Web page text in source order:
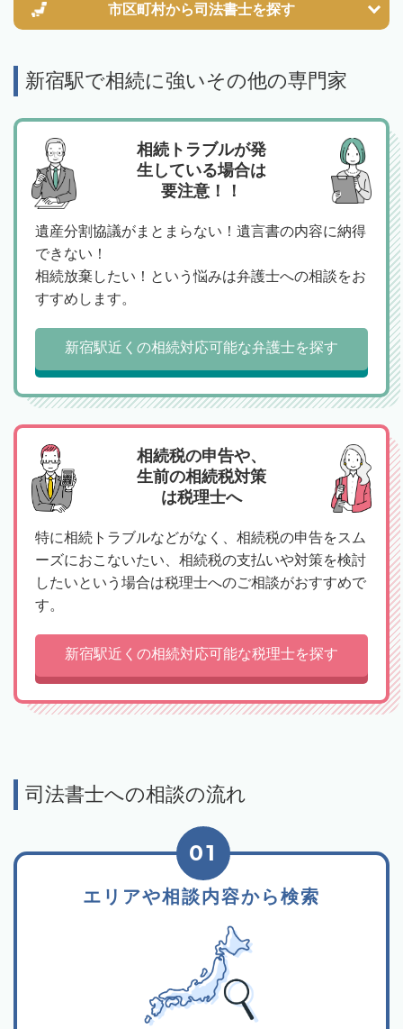
市区町村から司法書士を探す
新宿駅で相続に強いその他の専門家
相続トラブルが発
生している場合は
要注意！！
遺産分割協議がまとまらない！遺言書の内容に納得
できない！
相続放棄したい！という悩みは弁護士への相談をお
すすめします。
新宿駅近くの相続対応可能な弁護士を探す
相続税の申告や、
生前の相続税対策
は税理士へ
特に相続トラブルなどがなく、相続税の申告をスム
ーズにおこないたい、相続税の支払いや対策を検討
したいという場合は税理士へのご相談がおすすめで
す。
新宿駅近くの相続対応可能な税理士を探す
司法書士への相談の流れ
エリアや相談内容から検索
01